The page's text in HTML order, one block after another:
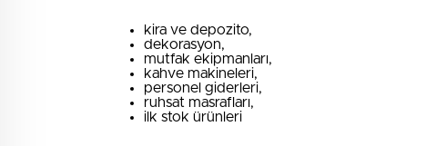
kira ve depozito,
dekorasyon,
mutfak ekipmanları,
kahve makineleri,
personel giderleri,
ruhsat masrafları,
ilk stok ürünleri